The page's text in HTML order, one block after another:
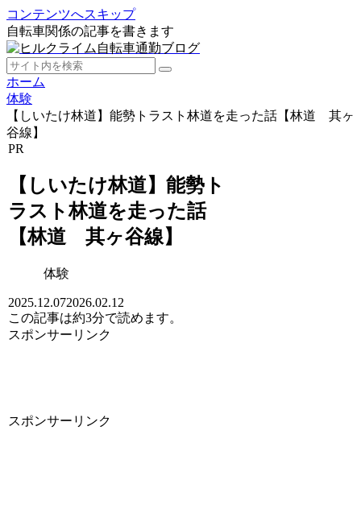
コンテンツへスキップ
自転車関係の記事を書きます
ホーム
体験
【しいたけ林道】能勢トラスト林道を走った話【林道 其ヶ
谷線】
PR
【しいたけ林道】能勢ト
ラスト林道を走った話
【林道 其ヶ谷線】
体験
2025.12.072026.02.12
この記事は約3分で読めます。
スポンサーリンク
スポンサーリンク